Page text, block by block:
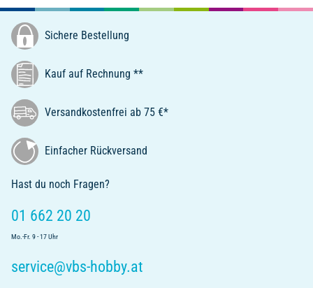
Sichere Bestellung
Kauf auf Rechnung **
Versandkostenfrei ab 75 €*
Einfacher Rückversand
Hast du noch Fragen?
01 662 20 20
Mo.-Fr. 9 - 17 Uhr
service@vbs-hobby.at